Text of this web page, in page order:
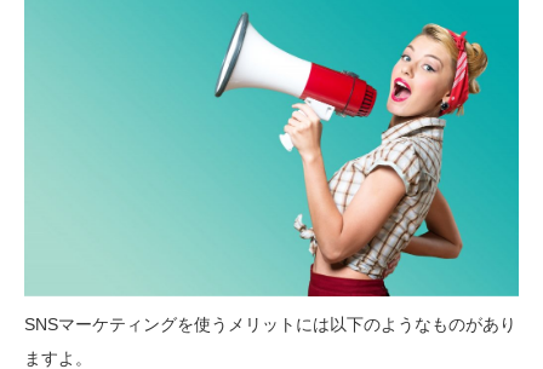
SNSマーケティングを使うメリットには以下のようなものがあり
ますよ。